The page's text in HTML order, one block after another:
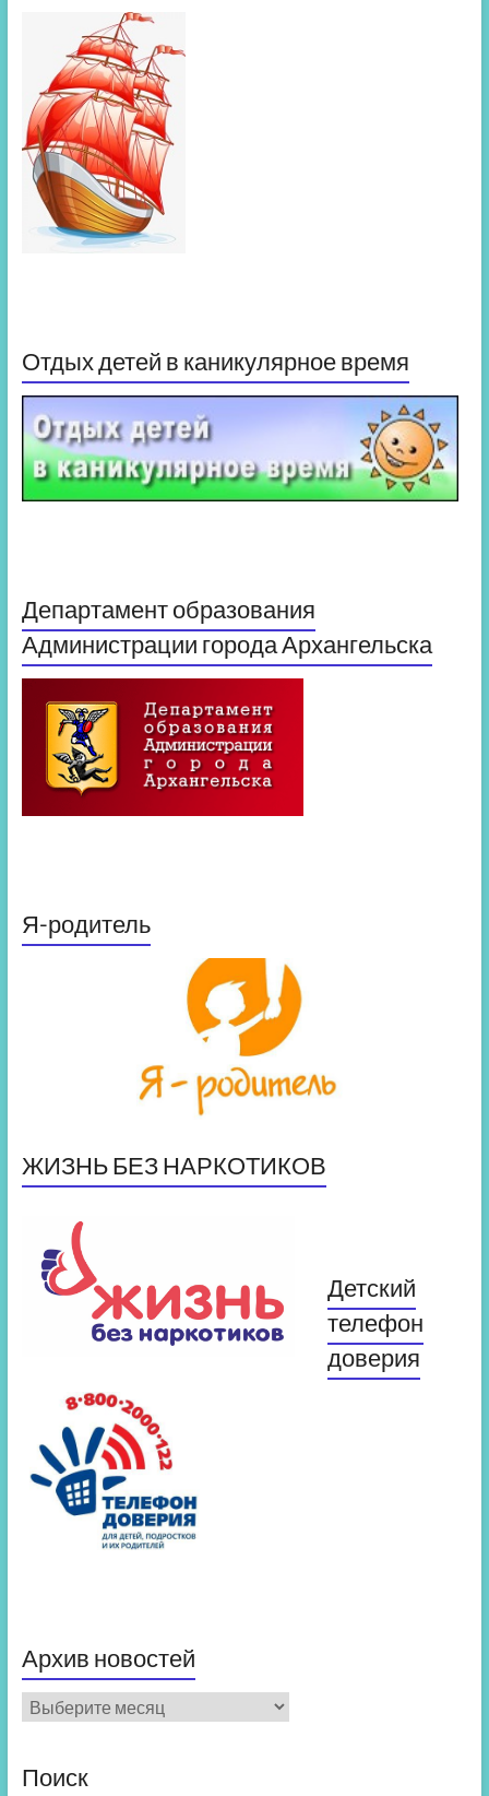
Отдых детей в каникулярное время
Департамент образования
Администрации города Архангельска
Я-родитель
ЖИЗНЬ БЕЗ НАРКОТИКОВ
Детский
телефон
доверия
Архив новостей
Архив
новостей
Поиск